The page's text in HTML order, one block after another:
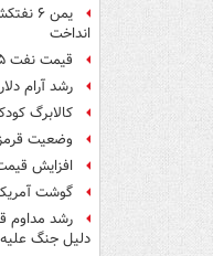
یمن ۶
انداخت
قیمت نفت ۵ درصد کاهش یافت
رشد آرام
کالابرگ
وضعیت
افزایش
گوشت
رشد مداوم
دلیل جنگ علیه